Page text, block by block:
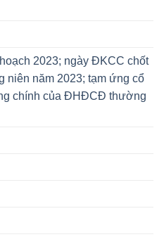
2023; ngày ĐKCC chốt
năm 2023; tạm ứng cổ
chính của ĐHĐCĐ thường